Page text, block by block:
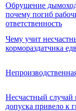
Обрушение
почему погиб
ответственность
Чему учит
кормораздатчика
Несчастный случай
допуска привело к